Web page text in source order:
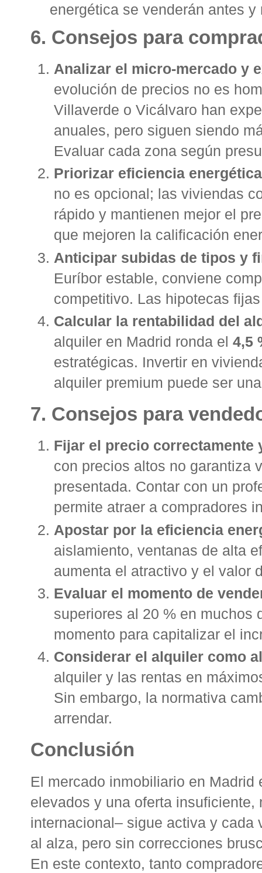
energética se venderán antes
6. Consejos para
Analizar el micro‑mercado y
evolución de precios no es
Villaverde o Vicálvaro han
anuales, pero siguen siendo
Evaluar cada zona según
Priorizar eficiencia
no es opcional; las viviendas
rápido y mantienen mejor el
que mejoren la calificación
Anticipar subidas de tipos y
Euríbor estable, conviene
competitivo. Las hipotecas
Calcular la rentabilidad del
alquiler en Madrid ronda el 4,5
estratégicas. Invertir en
alquiler premium puede ser
7. Consejos para
Fijar el precio correctamente
con precios altos no garantiza
presentada. Contar con un
permite atraer a compradores
Apostar por la eficiencia
aislamiento, ventanas de alta
aumenta el atractivo y el valor
Evaluar el momento de
superiores al 20 % en muchos
momento para capitalizar el
Considerar el alquiler como
alquiler y las rentas en
Sin embargo, la normativa
arrendar.
Conclusión
El mercado inmobiliario en
elevados y una oferta
internacional– sigue activa y
al alza, pero sin correcciones
En este contexto, tanto